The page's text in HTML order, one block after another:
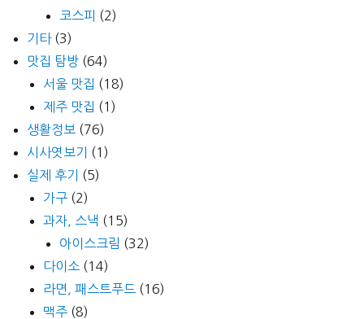
코스피 (2)
기타(3)
맛집 탐방 (64)
서울 맛집 (18)
제주 맛집 (1)
생활정보 (76)
시사엿보기
(1)
실제 후기
(5)
가구 (2)
과자, 스낵 (15)
아이스크림 (32)
다이소 (14)
라면, 패스트푸드 (16)
맥주 (8)